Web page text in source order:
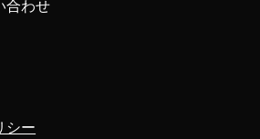
合わせ
シー